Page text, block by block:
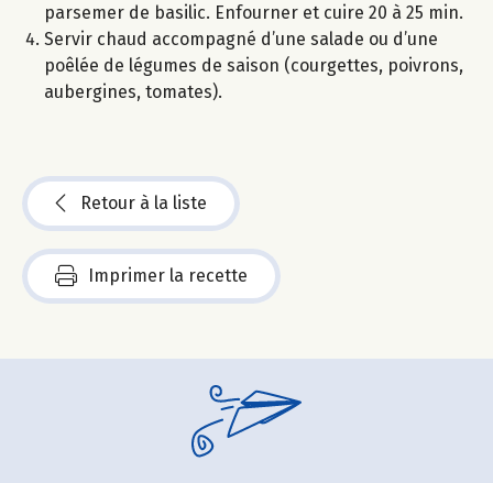
parsemer de basilic. Enfourner et cuire 20 à 25 min.
Servir chaud accompagné d’une salade ou d’une
poêlée de légumes de saison (courgettes, poivrons,
aubergines, tomates).
Retour à la liste
Imprimer la recette